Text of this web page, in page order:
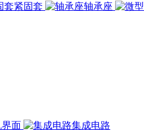
紧固套 轴承座
界面 集成电路